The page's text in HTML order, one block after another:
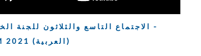
الاجتماع التاسع والثلاثون للجنة
CoM 2021 (العربية)